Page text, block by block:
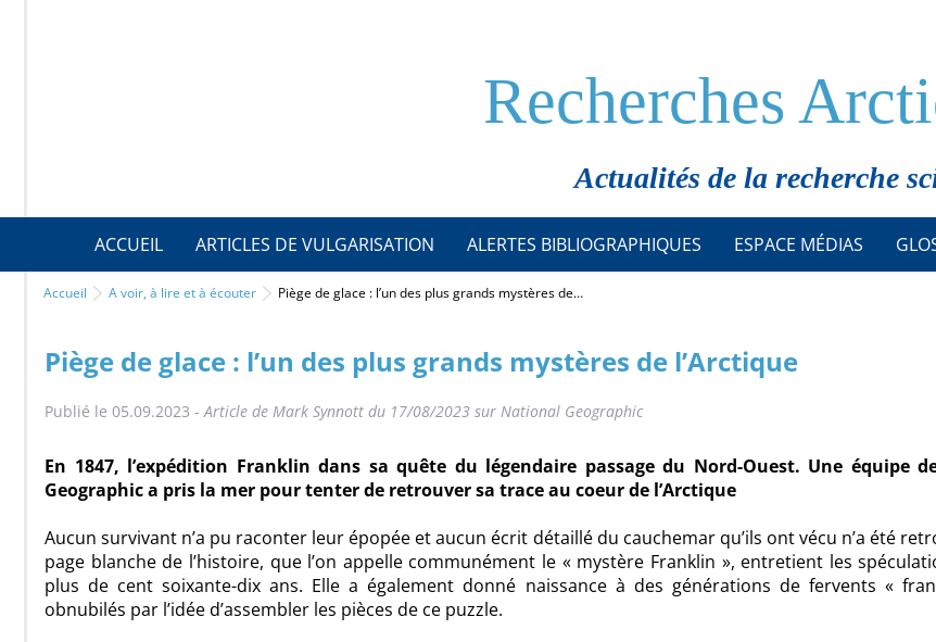
Recherches
Actualités de la recherche
ACCUEIL ARTICLES DE VULGARISATION ALERTES BIBLIOGRAPHIQUES ESPACE MÉDIAS
Accueil A voir, à lire et à écouter Piège de glace : l’un des plus grands mystères de…
Piège de glace : l’un des plus grands mystères de l’Arctique
Publié le 05.09.2023 -Article de Mark Synnott du 17/08/2023 sur National Geographic
En 1847, l’expédition Franklin dans sa quête du légendaire passage du Nord-Ouest. Une équipe
Geographic a pris la mer pour tenter de retrouver sa trace au coeur de l’Arctique
Aucun survivant n’a pu raconter leur épopée et aucun écrit détaillé du cauchemar qu’ils ont vécu n’a été
page blanche de l’histoire, que l’on appelle communément le « mystère Franklin », entretient les
plus de cent soixante-dix ans. Elle a également donné naissance à des générations de fervents «
obnubilés par l’idée d’assembler les pièces de ce puzzle.